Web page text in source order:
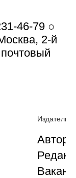
46-79 ○
2-й